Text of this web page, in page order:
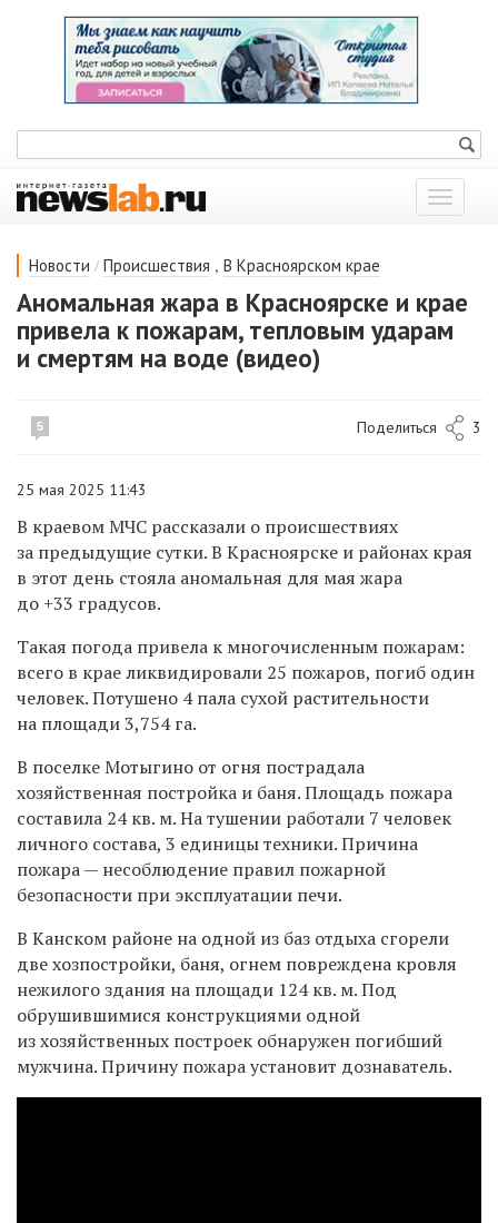
Показать
меню
Новости / Происшествия , В Красноярском крае
Аномальная жара в Красноярске и крае
привела к пожарам, тепловым ударам
и смертям на воде (видео)
5 Поделиться 3
25 мая 2025 11:43
В краевом МЧС рассказали о происшествиях
за предыдущие сутки. В Красноярске и районах края
в этот день стояла аномальная для мая жара
до +33 градусов.
Такая погода привела к многочисленным пожарам:
всего в крае ликвидировали 25 пожаров, погиб один
человек. Потушено 4 пала сухой растительности
на площади 3,754 га.
В поселке Мотыгино от огня пострадала
хозяйственная постройка и баня. Площадь пожара
составила 24 кв. м. На тушении работали 7 человек
личного состава, 3 единицы техники. Причина
пожара — несоблюдение правил пожарной
безопасности при эксплуатации печи.
В Канском районе на одной из баз отдыха сгорели
две хозпостройки, баня, огнем повреждена кровля
нежилого здания на площади 124 кв. м. Под
обрушившимися конструкциями одной
из хозяйственных построек обнаружен погибший
мужчина. Причину пожара установит дознаватель.